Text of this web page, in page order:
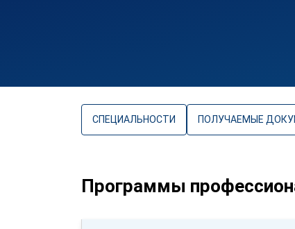
СПЕЦИАЛЬНОСТИ ПОЛУЧАЕМЫЕ
Программы